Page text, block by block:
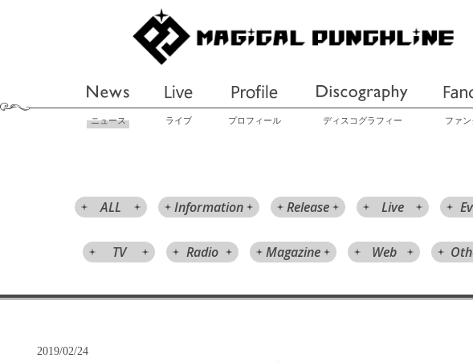
ニュース ライブ プロフィール ディスコグラフィー ファ
ALL Information Release Live
TV Radio Magazine Web
2019/02/24